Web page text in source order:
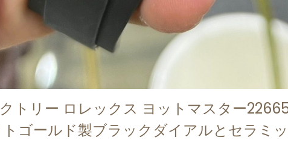
トリー ロレックス ヨットマスター
ゴールド製ブラックダイアルとセラミ